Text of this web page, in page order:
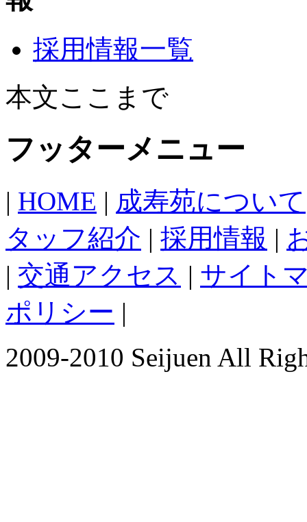
採用情報一覧
本文ここまで
フッターメニュー
| HOME | 成寿苑について
タッフ紹介 | 採用情報 |
| 交通アクセス | サイト
ポリシー |
2009-2010 Seijuen All